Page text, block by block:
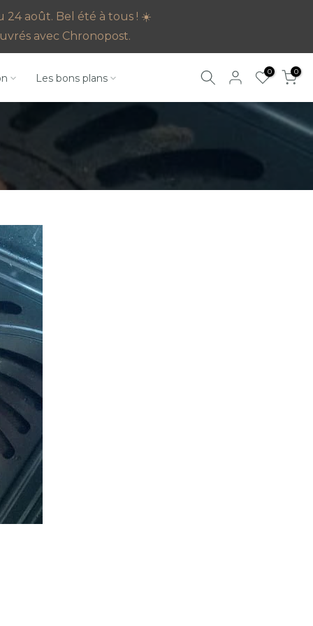
24 août. Bel été à tous ! ☀️
avec Chronopost.
Les bons plans 0 0